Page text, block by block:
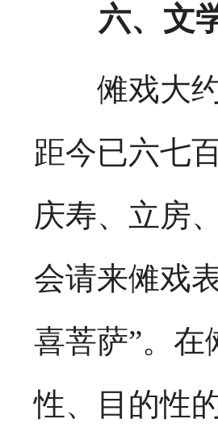
六、文
傩戏大约
距今已六七
庆寿、立房
会请来傩戏
喜菩萨”。
性、目的性